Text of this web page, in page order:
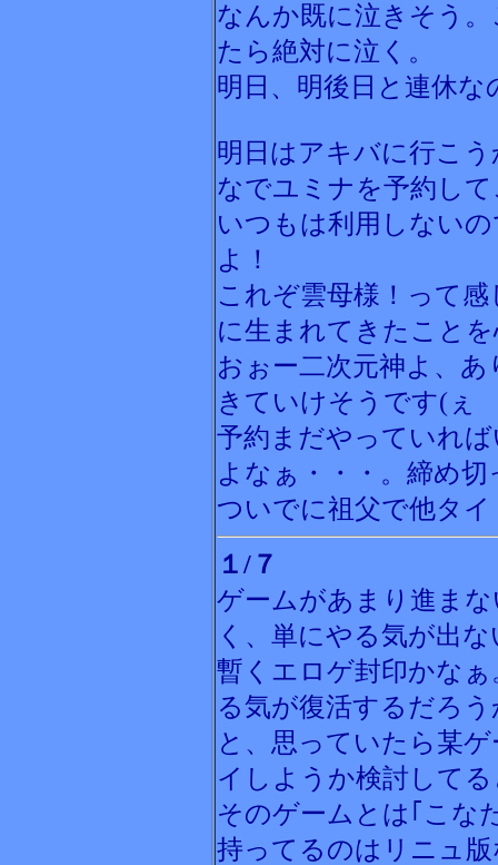
なんか既に泣きそう
たら絶対に泣く。
明日、明後日と連休
明日はアキバに行こ
なでユミナを予約し
いつもは利用しない
よ！
これぞ雲母様！って
に生まれてきたこと
おぉー二次元神よ、
きていけそうです(ぇ
予約まだやっていれ
よなぁ・・・。締め
ついでに祖父で他タ
１/７
ゲームがあまり進ま
く、単にやる気が出
暫くエロゲ封印かな
る気が復活するだろ
と、思っていたら某
イしようか検討して
そのゲームとは｢こな
持ってるのはリニュ